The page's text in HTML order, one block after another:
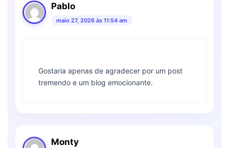
Pablo
maio 27, 2026 às 11:54 am
Gostaria apenas de agradecer por um post
tremendo e um blog emocionante.
Monty